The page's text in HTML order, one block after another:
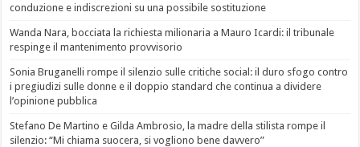
conduzione e indiscrezioni su una possibile sostituzione
Wanda Nara, bocciata la richiesta milionaria a Mauro Icardi: il tribunale
respinge il mantenimento provvisorio
Sonia Bruganelli rompe il silenzio sulle critiche social: il duro sfogo contro
i pregiudizi sulle donne e il doppio standard che continua a dividere
l’opinione pubblica
Stefano De Martino e Gilda Ambrosio, la madre della stilista rompe il
silenzio: “Mi chiama suocera, si vogliono bene davvero”